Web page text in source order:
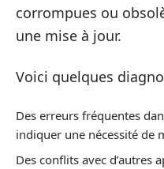
corrompues ou
une mise à jour.
Voici quelques
Des erreurs fréquentes
indiquer une nécessité de
Des conflits avec d’autres